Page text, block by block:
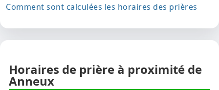
Comment sont calculées les horaires des prières
Horaires de prière à proximité de
Anneux